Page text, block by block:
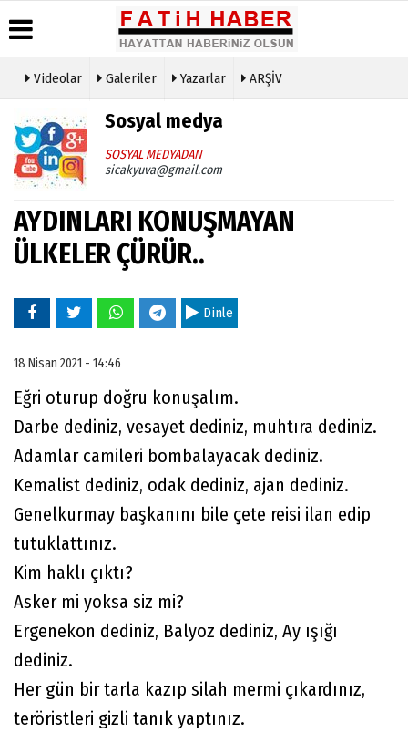
Arşivi
Günün
Haberleri
Biyografiler
Galeri
Videolar Galeriler Yazarlar ARŞİV
Sosyal medya
SOSYAL MEDYADAN
sicakyuva@gmail.com
AYDINLARI KONUŞMAYAN
ÜLKELER ÇÜRÜR..
Dinle
18 Nisan 2021 - 14:46
Eğri oturup doğru konuşalım.
Darbe dediniz, vesayet dediniz, muhtıra dediniz.
Adamlar camileri bombalayacak dediniz.
Kemalist dediniz, odak dediniz, ajan dediniz.
Genelkurmay başkanını bile çete reisi ilan edip
tutuklattınız.
Kim haklı çıktı?
Asker mi yoksa siz mi?
Ergenekon dediniz, Balyoz dediniz, Ay ışığı
dediniz.
Her gün bir tarla kazıp silah mermi çıkardınız,
teröristleri gizli tanık yaptınız.